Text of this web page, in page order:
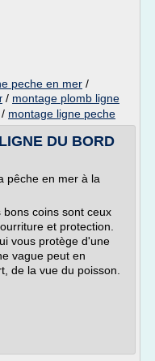
peche en mer /
/ montage plomb ligne
/ montage ligne peche
DU BORD
pêche en mer à la
coins sont ceux
et protection.
vous protège d'une
vague peut en
de la vue du poisson.